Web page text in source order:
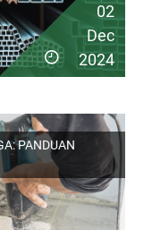
02
Dec
2024
PANDUAN